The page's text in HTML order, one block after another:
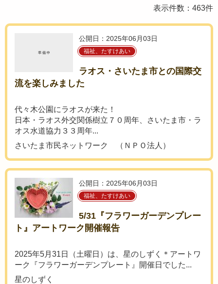
表示件数：463件
公開日：2025年06月03日
福祉、たすけあい
ラオス・さいたま市との国際交
流を楽しみました
代々木公園にラオスが来た！
日本・ラオス外交関係樹立７０周年、さいたま市・ラ
オス水道協力３３周年...
さいたま市民ネットワーク （ＮＰＯ法人）
公開日：2025年06月03日
福祉、たすけあい
5/31『フラワーガーデンプレー
ト』アートワーク開催報告
2025年5月31日（土曜日）は、星のしずく＊アートワ
ーク『フラワーガーデンプレート』開催日でした...
星のしずく